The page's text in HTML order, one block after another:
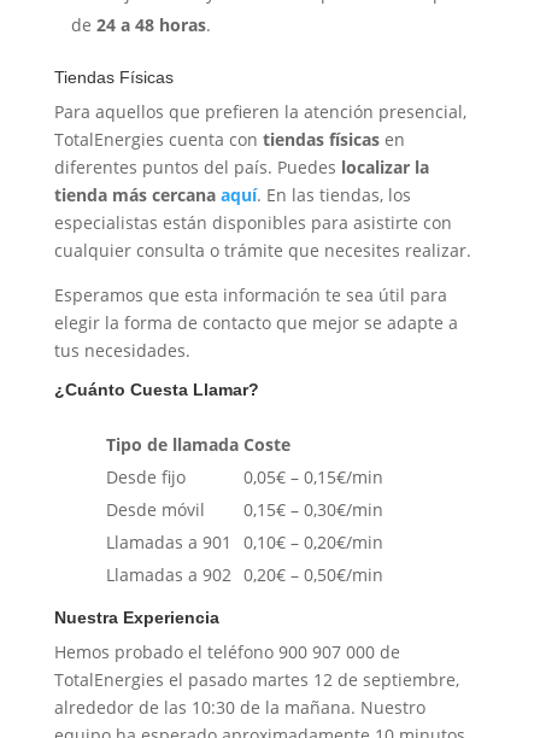
de 24 a 48 horas.
Tiendas Físicas
Para aquellos que prefieren la atención presencial,
TotalEnergies cuenta con tiendas físicasen
diferentes puntos del país. Puedes localizar la
tienda más cercana aquí. En las tiendas, los
especialistas están disponibles para asistirte con
cualquier consulta o trámite que necesites realizar.
Esperamos que esta información te sea útil para
elegir la forma de contacto que mejor se adapte a
tus necesidades.
¿Cuánto Cuesta Llamar?
Tipo de llamada Coste
Desde fijo
0,05€ – 0,15€/min
Desde móvil
0,15€ – 0,30€/min
Llamadas a 901
0,10€ – 0,20€/min
Llamadas a 902 0,20€ – 0,50€/min
Nuestra Experiencia
Hemos probado el teléfono 900 907 000 de
TotalEnergies el pasado martes 12 de septiembre,
alrededor de las 10:30 de la mañana. Nuestro